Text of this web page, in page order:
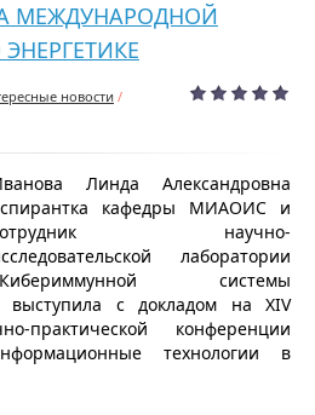
МЕЖДУНАРОДНОЙ
новости /
Линда Александровна
кафедры МИАОИС и
научно-
лаборатории
системы
выступила с докладом на XIV
практической конференции
технологии в